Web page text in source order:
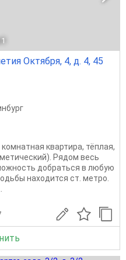
Октября, 4, д. 4, 45
квартира, тёплая,
Рядом весь
добраться в любую
находится ст. метро.